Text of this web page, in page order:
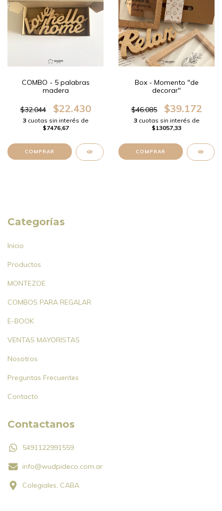
COMBO - 5 palabras
madera
$32.044 $22.430
3cuotas sin interés de
$7476,67
Box - Momento "de
decorar"
$46.085 $39.172
3cuotas sin interés de
$13057,33
Categorías
Inicio
Productos
MONTEZOE
COMBOS PARA REGALAR
E-BOOK
VENTAS MAYORISTAS
Nosotros
Preguntas Frecuentes
Contacto
Contactanos
5491122991559
info@wudpideco.com.ar
Colegiales, CABA